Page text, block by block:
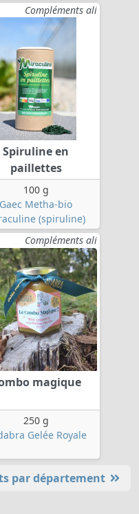
Compléments ali
Spiruline en
paillettes
100 g
Gaec Metha-bio
(spiruline)
Compléments ali
magique
250 g
Gelée Royale
par département